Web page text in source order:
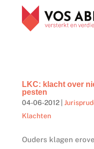
LKC: klacht over
pesten
04-06-2012|
Klachten
Ouders klagen